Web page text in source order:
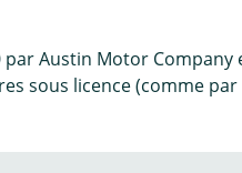
Austin Motor
sous licence (comme